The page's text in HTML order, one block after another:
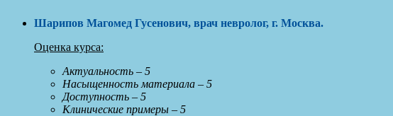
Шарипов Магомед Гусенович, врач невролог, г. Москва.
Оценка курса:
Актуальность – 5
Насыщенность материала – 5
Доступность – 5
Клинические примеры – 5